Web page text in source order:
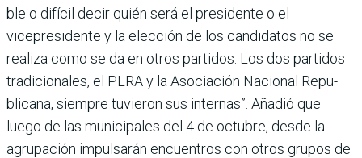
ble o difícil decir quién será el presidente o el
vicepresidente y la elección de los candidatos no se
realiza como se da en otros partidos. Los dos parti­dos
tradicionales, el PLRA y la Asociación Nacional Repu­
blicana, siempre tuvieron sus internas”. Añadió que
luego de las municipales del 4 de octubre, desde la
agrupación impulsarán encuentros con otros grupos de